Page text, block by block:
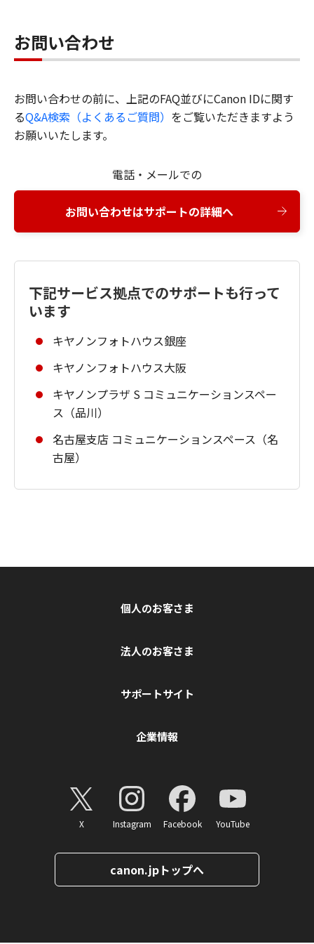
お問い合わせ
お問い合わせの前に、上記のFAQ並びにCanon IDに関す
るQ&A検索（よくあるご質問） をご覧いただきますよう
お願いいたします。
電話・メールでの
お問い合わせはサポートの詳細へ
下記サービス拠点でのサポートも行って
います
キヤノンフォトハウス銀座
キヤノンフォトハウス大阪
キヤノンプラザ S コミュニケーションスペー
ス（品川）
名古屋支店 コミュニケーションスペース（名
古屋）
個人のお客さま
法人のお客さま
サポートサイト
企業情報
X Instagram Facebook YouTube
canon.jpトップへ